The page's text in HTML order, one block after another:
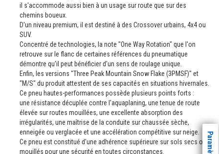
il s'accommode aussi bien à un usage sur route que sur des
chemins boueux.
D'un niveau premium, il est destiné à des Crossover urbains, 4x4 ou
SUV.
Concentré de technologies, la note "One Way Rotation" que l'on
retrouve sur le flanc de certaines références du pneumatique
démontre qu'il peut bénéficier d'un sens de roulage unique.
Enfin, les versions "Three Peak Mountain Snow Flake (3PMSF)" et
"M/S" du produit attestent de ses capacités en situations hivernales.
Ce pneu hautes-performances possède plusieurs points forts :
une résistance décuplée contre l'aquaplaning, une tenue de route
élevée sur routes mouillées, une excellente absorption des
irrégularités, une maîtrise de la conduite sur chaussée sèche,
enneigée ou verglacée et une accélération compétitive sur neige.
Ce pneu est constitué d'une adhérence supérieure sur sols secs ou
mouillés pour une sécurité en toutes circonstances.